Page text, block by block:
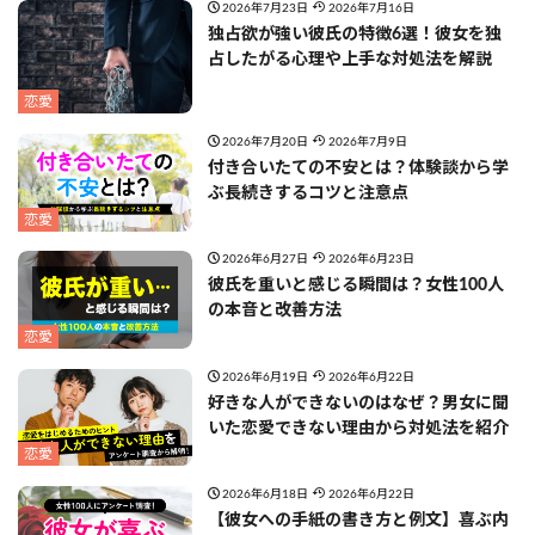
恋愛
2026年7月23日 2026年7月16日
独占欲が強い彼氏の特徴6選！彼女を独
占したがる心理や上手な対処法を解説
恋愛
2026年7月20日 2026年7月9日
付き合いたての不安とは？体験談から学
ぶ長続きするコツと注意点
恋愛
2026年6月27日 2026年6月23日
彼氏を重いと感じる瞬間は？女性100人
の本音と改善方法
恋愛
2026年6月19日 2026年6月22日
好きな人ができないのはなぜ？男女に聞
いた恋愛できない理由から対処法を紹介
2026年6月18日 2026年6月22日
【彼女への手紙の書き方と例文】喜ぶ内